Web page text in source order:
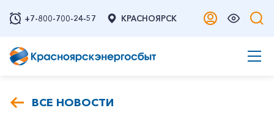
+7-800-700-24-57 КРАСНОЯРСК
ВСЕ НОВОСТИ